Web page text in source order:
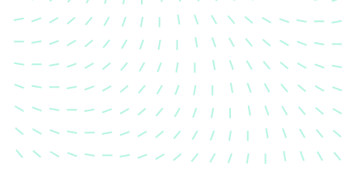
Unsere exakte
einem Unfall wieder in ihren
Zustand gebracht wird.